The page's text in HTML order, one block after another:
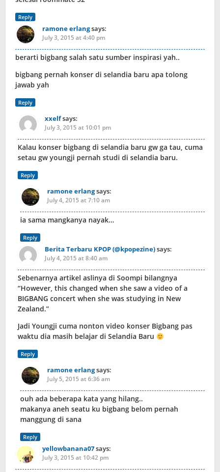
Reply
ramone erlangsays:
July 3, 2015 at 4:40 pm
berarti bigbang salah satu sumber inspirasi yah..
bigbang pernah konser di selandia baru apa tolong
jawab yah
Reply
xxelfsays:
July 3, 2015 at 10:01 pm
Kalau konser bigbang di selandia baru gw ga tau, cuma
setau gw youngji pernah studi di selandia baru.
Reply
ramone erlangsays:
July 4, 2015 at 7:10 am
ia sama mangkanya nayak…
Reply
Berita Terbaru KPOP (@kpopezine)says:
July 4, 2015 at 8:40 am
Sebenarnya artikel aslinya di Soompi bilangnya
“However, this changed when she saw a video of a
BIGBANG concert when she was studying in New
Zealand.”
Jadi Youngji cuma nonton video konser Bigbang pas
waktu dia masih belajar di Selandia Baru
Reply
ramone erlangsays:
July 5, 2015 at 6:36 am
ouh ada beberapa kata yang hilang..
makanya aneh seatu ku bigbang belom pernah
manggung di sana
Reply
yellowbanana07says:
July 3, 2015 at 10:42 pm